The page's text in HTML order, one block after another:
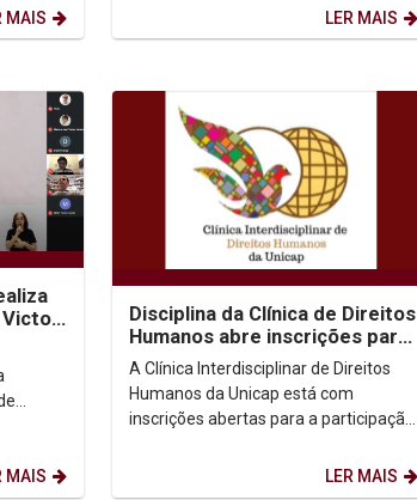
MAIS
Estudos Bíblicos e da Teologia....
LER MAIS
Victor
MAIS
Disciplina da Clínica de Direitos
Humanos abre inscrições para
participação de alunos
A Clínica Interdisciplinar de Direitos
Humanos da Unicap está com
inscrições abertas para a participação
LER MAIS